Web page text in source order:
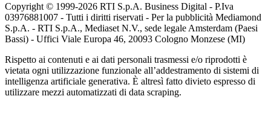
Copyright © 1999-2026 RTI S.p.A. Business Digital - P.Iva
03976881007 - Tutti i diritti riservati - Per la pubblicità Mediamond
S.p.A. - RTI S.p.A., Mediaset N.V., sede legale Amsterdam (Paesi
Bassi) - Uffici Viale Europa 46, 20093 Cologno Monzese (MI)
Rispetto ai contenuti e ai dati personali trasmessi e/o riprodotti è
vietata ogni utilizzazione funzionale all’addestramento di sistemi di
intelligenza artificiale generativa. È altresì fatto divieto espresso di
utilizzare mezzi automatizzati di data scraping.